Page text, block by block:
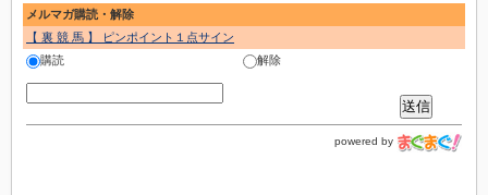
メルマガ購読・解除
【 裏 競 馬 】 ピンポイント１点サイン
購読
解除
powered by